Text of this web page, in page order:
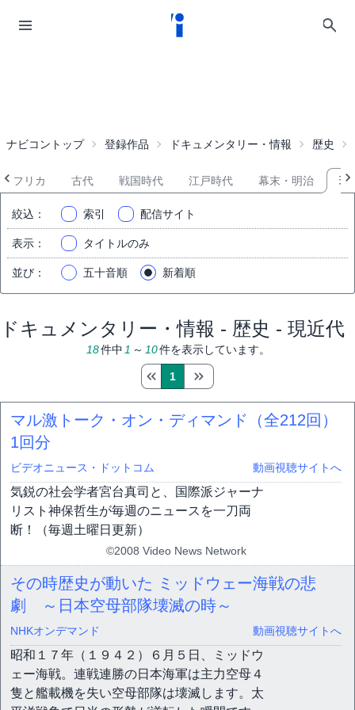
ナビコントップ 登録作品 ドキュメンタリー・情報 歴史
アフリカ 古代 戦国時代 江戸時代 幕末・明治 現
絞込 ： 索引 配信サイト
表示 ： タイトルのみ
並び ： 五十音順 新着順
ドキュメンタリー・情報 - 歴史 - 現近代
18件中 1 ～ 10件を表示しています。
1
マル激トーク・オン・ディマンド（全212回）
1回分
ビデオニュース・ドットコム 動画視聴サイトへ
気鋭の社会学者宮台真司と、国際派ジャーナ
リスト神保哲生が毎週のニュースを一刀両
断！（毎週土曜日更新）
©2008 Video News Network
その時歴史が動いた ミッドウェー海戦の悲
劇 ～日本空母部隊壊滅の時～
NHKオンデマンド 動画視聴サイトへ
昭和１７年（１９４２）６月５日、ミッドウ
ェー海戦。連戦連勝の日本海軍は主力空母４
隻と艦載機を失い空母部隊は壊滅します。太